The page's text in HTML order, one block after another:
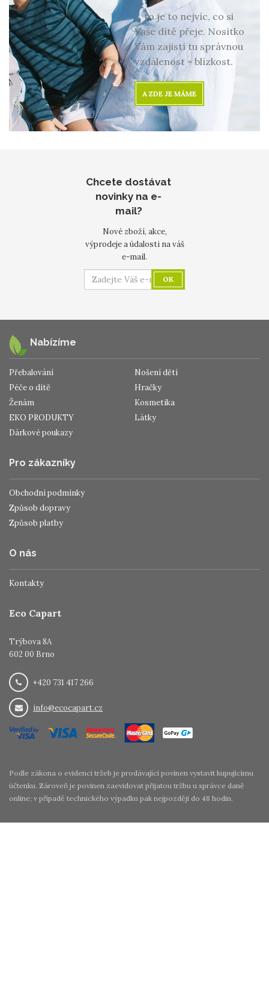
… to je to nejvíc, co si
Vaše dítě přeje. Nosítko
Vám zajistí tu správnou
vzdálenost = blízkost.
A ZDE JE MÁME
Chcete dostávat
novinky na e-
mail?
Nové zboží, akce,
výprodeje a údalosti na váš
e-mail.
OK
Nabízíme
Přebalování
Nošení dětí
Péče o dítě
Hračky
Ženám
Kosmetika
EKO PRODUKTY
Látky
Dárkové poukazy
Pro zákazníky
Obchodní podmínky
Způsob dopravy
Způsob platby
O nás
Kontakty
Eco Capart
Trýbova 8A
602 00 Brno
+420 731 417 266
info@ecocapart.cz
Podle zákona o evidenci tržeb je prodávající povinen vystavit kupujícímu
účtenku. Zároveň je povinen zaevidovat přijatou tržbu u správce daně
online; v případě technického výpadku pak nejpozději do 48 hodin.